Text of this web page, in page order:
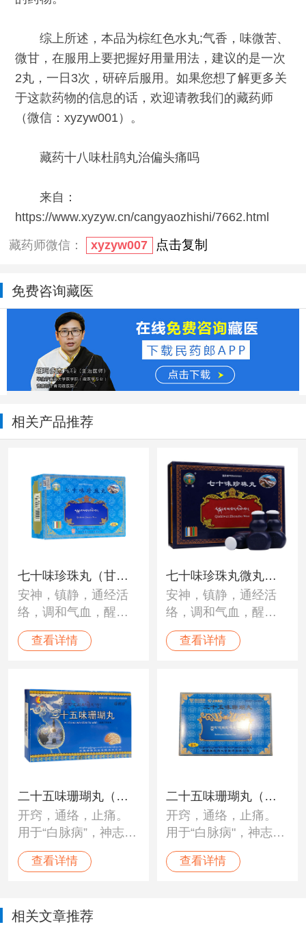
综上所述，本品为棕红色水丸;气香，味微苦、
微甘，在服用上要把握好用量用法，建议的是一次
2丸，一日3次，研碎后服用。如果您想了解更多关
于这款药物的信息的话，欢迎请教我们的藏药师
（微信：xyzyw001）。
藏药十八味杜鹃丸治偏头痛吗
来自：
https://www.xyzyw.cn/cangyaozhishi/7662.html
藏药师微信： xyzyw007 点击复制
免费咨询藏医
相关产品推荐
七十味珍珠丸（甘
露）
安神，镇静，通经活
络，调和气血，醒脑
开窍。用于“黑白脉
病”、“龙血”不调；中
脑震荡、心脏病、高
血压及神经性障碍。
查看详情
七十味珍珠丸微丸
（甘露）
安神，镇静，通经活
络，调和气血，醒脑
开窍。用于“黑白脉
病”、“龙血”不调；中
脑震荡、心脏病、高
血压及神经性障碍。
查看详情
二十五味珊瑚丸（神
猴）
开窍，通络，止痛。
用于“白脉病”，神志不
清，身体麻木，头昏
目眩，脑部疼痛，血
痛。
查看详情
二十五味珊瑚丸（太
极）
开窍，通络，止痛。
用于“白脉病"，神志不
清，身体麻木，头昏
目眩，脑部疼痛，血
查看详情
相关文章推荐